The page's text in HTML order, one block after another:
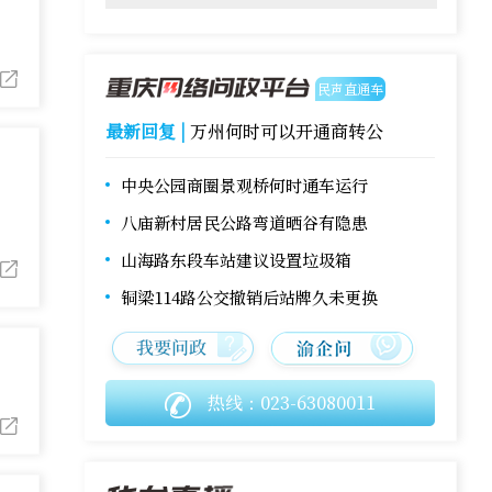
民声直通车
最新回复 | 万州何时可以开通商转公
中央公园商圈景观桥何时通车运行
八庙新村居民公路弯道晒谷有隐患
山海路东段车站建议设置垃圾箱
铜梁114路公交撤销后站牌久未更换
热线：023-63080011